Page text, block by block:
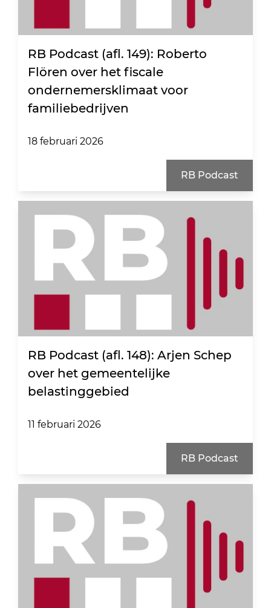
RB Podcast (afl. 149): Roberto
Flören over het fiscale
ondernemersklimaat voor
familiebedrijven
18 februari 2026
RB Podcast
RB Podcast (afl. 148): Arjen Schep
over het gemeentelijke
belastinggebied
11 februari 2026
RB Podcast